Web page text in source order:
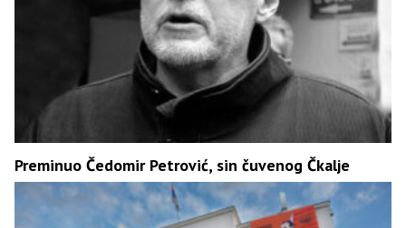
Preminuo Čedomir Petrović, sin čuvenog Čkalje